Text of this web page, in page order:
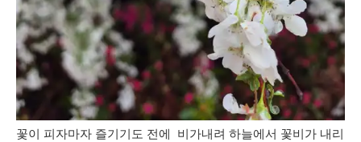
꽃이 피자마자 즐기기도 전에 비가내려 하늘에서 꽃비가 내리